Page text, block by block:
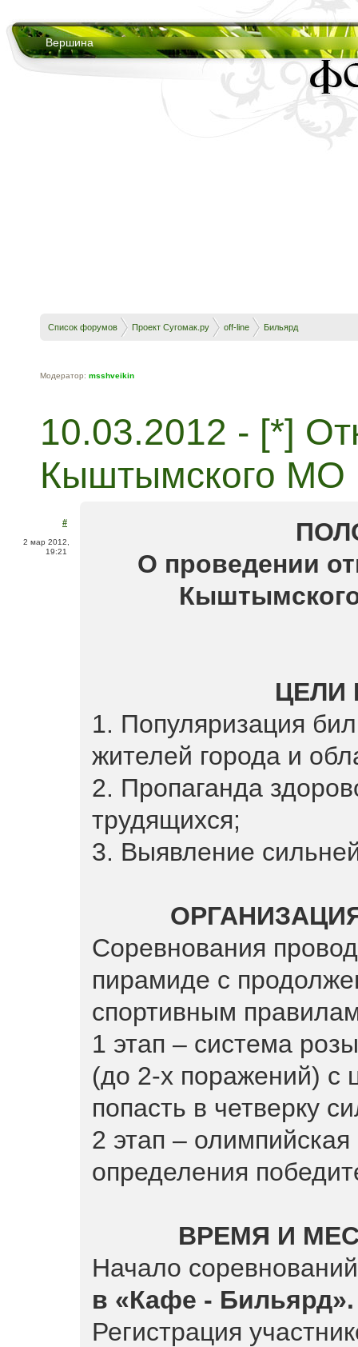
Вершина
Список форумов Проект Сугомак.ру off-line Бильярд
Модератор: msshveikin
10.03.2012 - [*]
Кыштымского МО
#
2 мар 2012,
19:21
О проведении
ЦЕЛИ
1. Популяризация
жителей города и
2. Пропаганда
трудящихся;
3. Выявление
Соревнования
пирамиде с
спортивным
1 этап – система
(до 2-х поражений) с
попасть в четверку
2 этап –
определения
ВРЕМЯ И
Начало
в «Кафе - Бильярд».
Регистрация